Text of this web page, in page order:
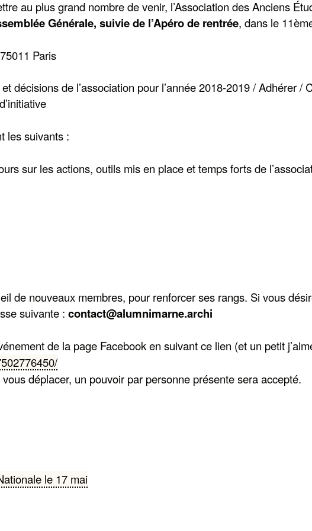
au plus grand nombre de venir, l’Association des Anciens
Générale, suivie de l’Apéro de rentrée, dans le
Paris
décisions de l’association pour l’année 2018-2019 / Adhérer /
les suivants :
sur les actions, outils mis en place et temps forts de
de nouveaux membres, pour renforcer ses rangs. Si vous
suivante :contact@alumnimarne.archi
de la page Facebook en suivant ce lien (et un petit
déplacer, un pouvoir par personne présente sera accepté.
le 17 mai